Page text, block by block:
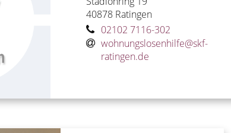
40878 Ratingen
02102 7116-302
wohnungslosenhilfe@skf-
ratingen.de